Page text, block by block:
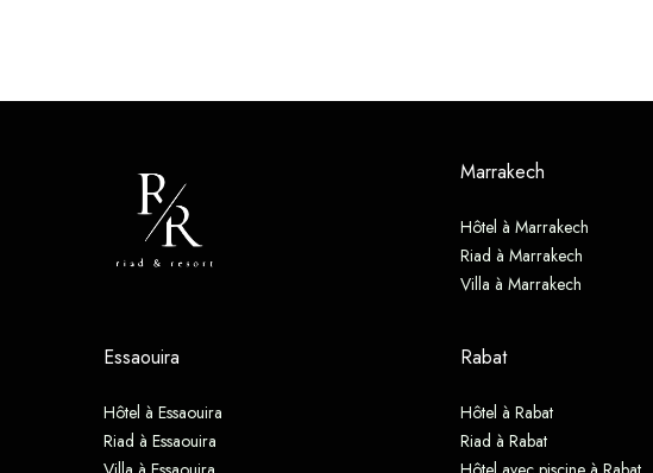
Marrakech
Hôtel à Marrakech
Riad à Marrakech
Villa à Marrakech
Essaouira
Hôtel à Essaouira
Riad à Essaouira
Rabat
Hôtel à Rabat
Riad à Rabat